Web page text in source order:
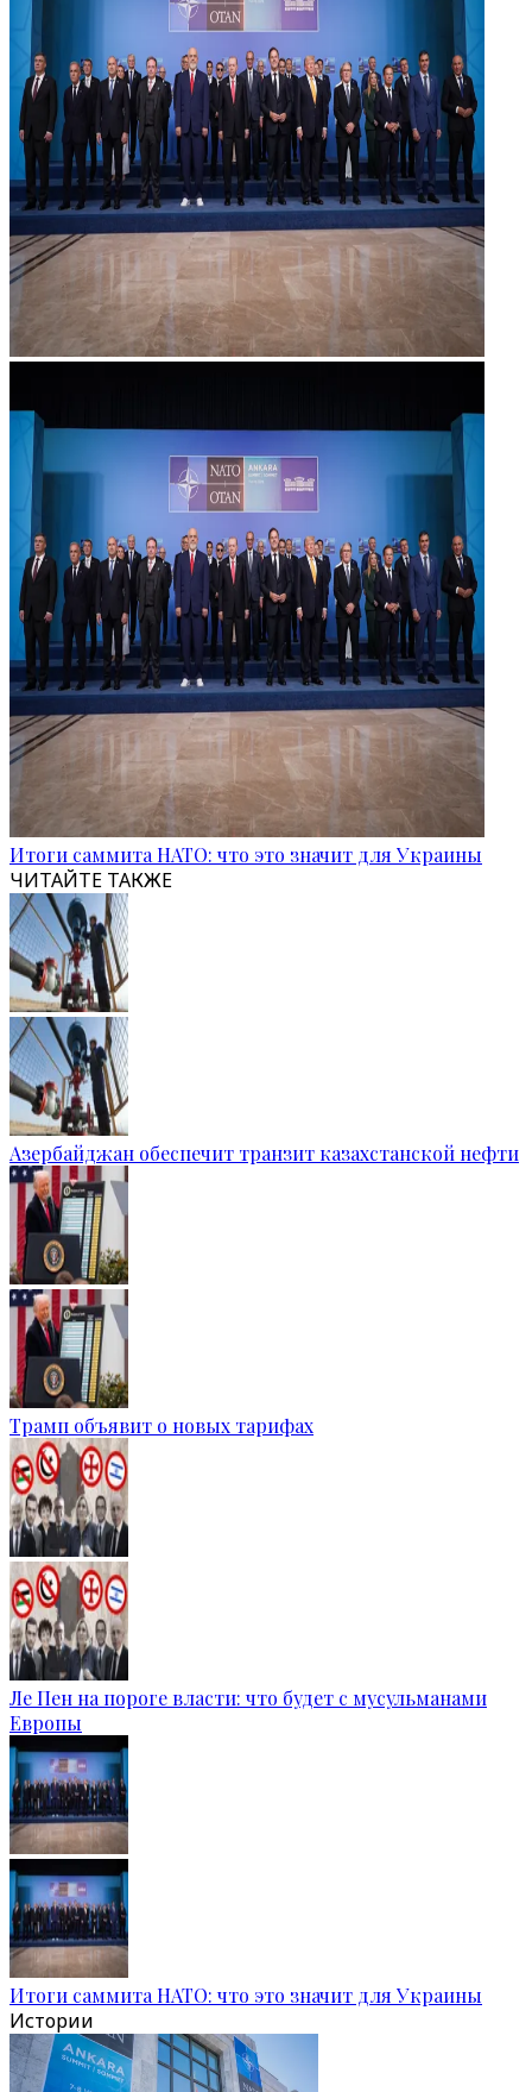
Итоги саммита НАТО: что это значит для Украины
ЧИТАЙТЕ ТАКЖЕ
Азербайджан обеспечит транзит казахстанской нефти
Трамп объявит о новых тарифах
Ле Пен на пороге власти: что будет с мусульманами
Европы
Итоги саммита НАТО: что это значит для Украины
Истории